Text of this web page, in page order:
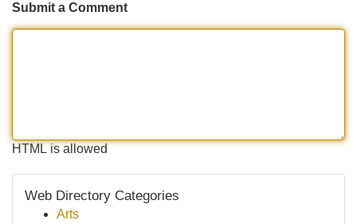
Submit a Comment
HTML is allowed
Web Directory Categories
Arts